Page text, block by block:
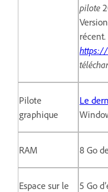
pilote
récent
Pilote
graphique
Le
RAM 8 Go
Espace sur le
5 Go